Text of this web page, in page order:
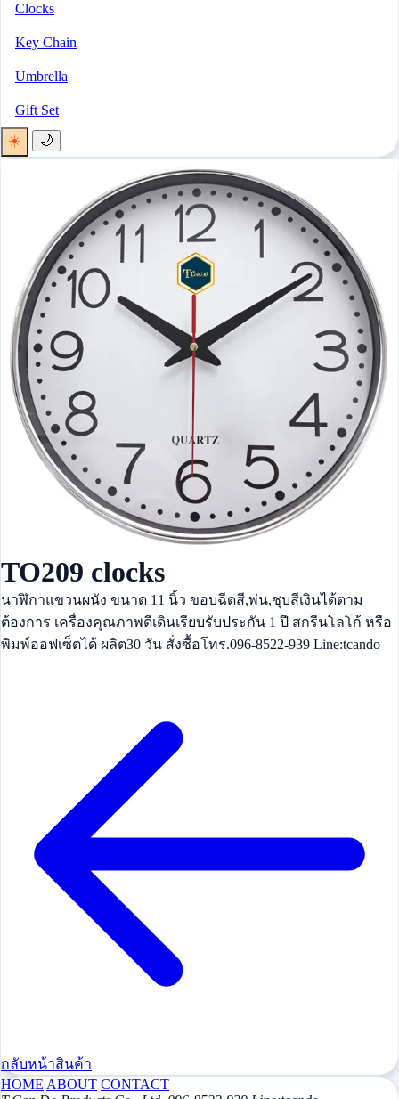
Clocks
Key Chain
Umbrella
Gift Set
☀️
🌙
TO209 clocks
นาฬิกาแขวนผนัง ขนาด 11 นิ้ว ขอบฉีดสี,พ่น,ชุบสีเงินได้ตาม
ต้องการ เครื่องคุณภาพดีเดินเรียบรับประกัน 1 ปี สกรีนโลโก้ หรือ
พิมพ์ออฟเซ็ตได้ ผลิต30 วัน สั่งซื้อโทร.096-8522-939 Line:tcando
กลับหน้าสินค้า
HOME ABOUT CONTACT